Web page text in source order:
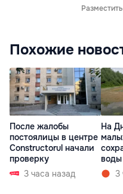
Похожие
После жалобы
постоялицы в центре
Constructorul начали
проверку
3 часа назад
На
воды
3